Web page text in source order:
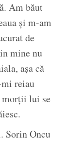
Am băut
și m-am
de
mine nu
așa că
mi reiau
morții lui se
Sorin Oncu